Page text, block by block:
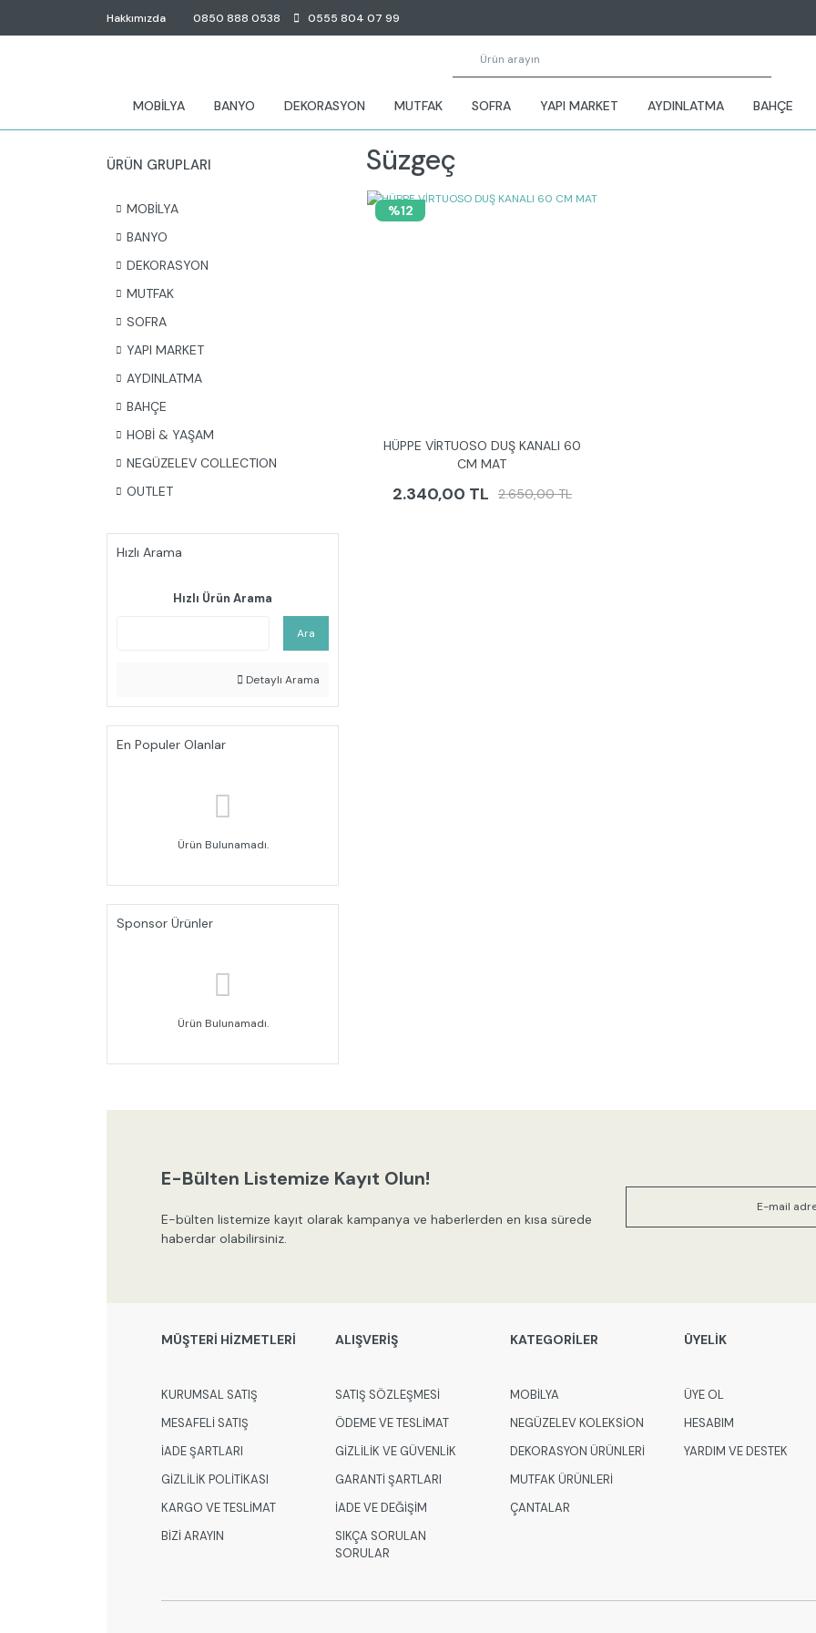
Hakkımızda 0850 888 0538 0555 804 07 99
MOBİLYA BANYO DEKORASYON MUTFAK SOFRA YAPI MARKET AYDINLATMA BAHÇE
ÜRÜN GRUPLARI
MOBİLYA
BANYO
DEKORASYON
MUTFAK
SOFRA
YAPI MARKET
AYDINLATMA
BAHÇE
HOBİ & YAŞAM
NEGÜZELEV COLLECTION
OUTLET
Hızlı Arama
Hızlı Ürün Arama
Ara
Detaylı Arama
En Populer Olanlar
Ürün Bulunamadı.
Sponsor Ürünler
Ürün Bulunamadı.
Süzgeç
%12
HÜPPE VİRTUOSO DUŞ KANALI 60
CM MAT
2.340,00 TL 2.650,00 TL
E-Bülten Listemize Kayıt Olun!
E-bülten listemize kayıt olarak kampanya ve haberlerden en kısa sürede
haberdar olabilirsiniz.
MÜŞTERİ HİZMETLERİ
KURUMSAL SATIŞ
MESAFELİ SATIŞ
İADE ŞARTLARI
GİZLİLİK POLİTİKASI
KARGO VE TESLİMAT
BİZİ ARAYIN
ALIŞVERİŞ
SATIŞ SÖZLEŞMESİ
ÖDEME VE TESLİMAT
GİZLİLİK VE GÜVENLİK
GARANTİ ŞARTLARI
İADE VE DEĞİŞİM
SIKÇA SORULAN
SORULAR
KATEGORİLER
MOBİLYA
NEGÜZELEV KOLEKSİON
DEKORASYON ÜRÜNLERİ
MUTFAK ÜRÜNLERİ
ÇANTALAR
ÜYELİK
ÜYE OL
HESABIM
YARDIM VE DESTEK